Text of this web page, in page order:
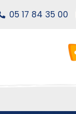
05 17 84 35 00